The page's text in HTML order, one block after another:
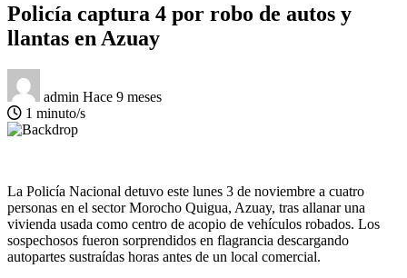
Policía captura 4 por robo de autos y
llantas en Azuay
admin Hace 9 meses
1 minuto/s
La Policía Nacional detuvo este lunes 3 de noviembre a cuatro
personas en el sector Morocho Quigua, Azuay, tras allanar una
vivienda usada como centro de acopio de vehículos robados. Los
sospechosos fueron sorprendidos en flagrancia descargando
autopartes sustraídas horas antes de un local comercial.